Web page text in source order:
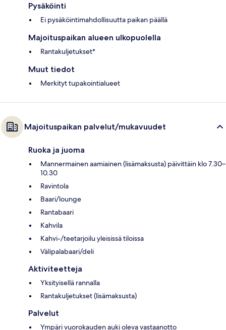
Pysäköinti
Ei pysäköintimahdollisuutta paikan päällä
Majoituspaikan alueen ulkopuolella
Rantakuljetukset*
Muut tiedot
Merkityt tupakointialueet
Majoituspaikan palvelut/mukavuudet
Ruoka ja juoma
Mannermainen aamiainen (lisämaksusta) päivittäin klo 7.30–
10.30
Ravintola
Baari/lounge
Rantabaari
Kahvila
Kahvi-/teetarjoilu yleisissä tiloissa
Välipalabaari/deli
Aktiviteetteja
Yksityisellä rannalla
Rantakuljetukset (lisämaksusta)
Palvelut
Ympäri vuorokauden auki oleva vastaanotto